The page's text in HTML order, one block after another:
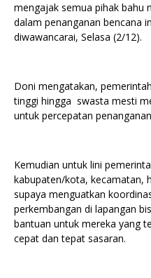
mengajak semua pihak bahu
dalam penanganan bencana
diwawancarai, Selasa (2/12).
Doni mengatakan,
tinggi hingga swasta mesti
untuk percepatan
Kemudian untuk lini
kabupaten/kota, kecamatan,
supaya menguatkan
perkembangan di lapangan
bantuan untuk mereka yang
cepat dan tepat sasaran.